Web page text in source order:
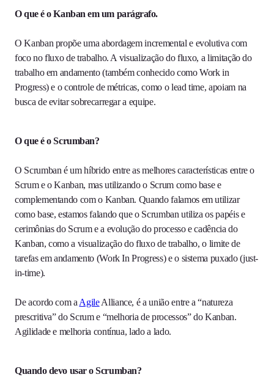
O que é o Kanban em um parágrafo.
O Kanban propõe uma abordagem incremental e evolutiva com
foco no fluxo de trabalho. A visualização do fluxo, a limitação do
trabalho em andamento (também conhecido como Work in
Progress) e o controle de métricas, como o lead time, apoiam na
busca de evitar sobrecarregar a equipe.
O que é o Scrumban?
O Scrumban é um híbrido entre as melhores características entre o
Scrum e o Kanban, mas utilizando o Scrum como base e
complementando com o Kanban. Quando falamos em utilizar
como base, estamos falando que o Scrumban utiliza os papéis e
cerimônias do Scrum e a evolução do processo e cadência do
Kanban, como a visualização do fluxo de trabalho, o limite de
tarefas em andamento (Work In Progress) e o sistema puxado (just-
in-time).
De acordo com a AgileAlliance, é a união entre a “natureza
prescritiva” do Scrum e “melhoria de processos” do Kanban.
Agilidade e melhoria contínua, lado a lado.
Quando devo usar o Scrumban?